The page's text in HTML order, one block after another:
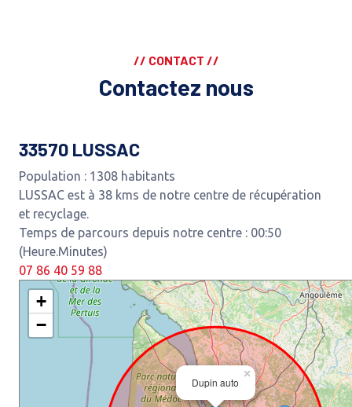
// CONTACT //
Contactez nous
33570 LUSSAC
Population : 1308 habitants
LUSSAC est à 38 kms de notre centre de récupération
et recyclage.
Temps de parcours depuis notre centre : 00:50
(Heure.Minutes)
07 86 40 59 88
Dupin auto
×
+
−